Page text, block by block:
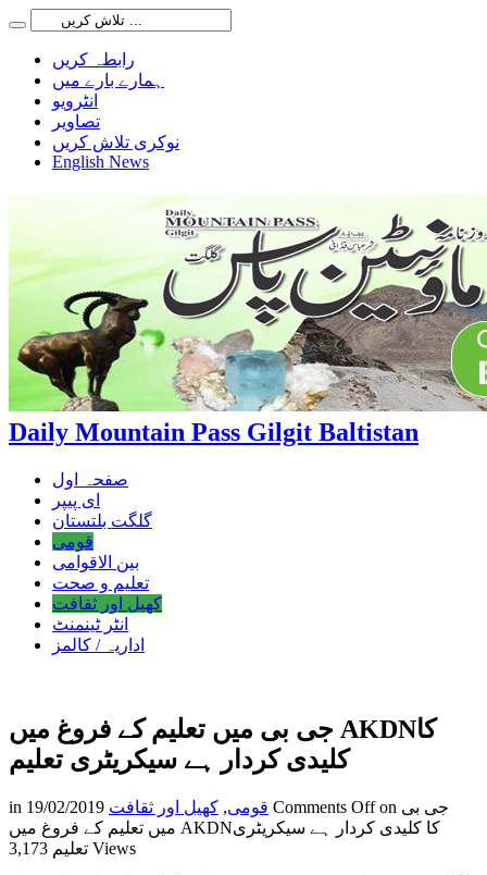
رابطہ کریں
ہمارے بارے میں
انٹرویو
تصاویر
نوکری تلاش کریں
English News
Daily Mountain Pass Gilgit Baltistan
صفحہ اول
ای پیپر
گلگت بلتستان
قومی
بین الاقوامی
تعلیم و صحت
کھیل اور ثقافت
انٹر ٹینمنٹ
اداریہ / کالمز
جی بی میں تعلیم کے فروغ میں AKDNکا
کلیدی کردار ہے سیکریٹری تعلیم
in قومی, کھیل اور ثقافت 19/02/2019 Comments Offon جی بی
میں تعلیم کے فروغ میں AKDNکا کلیدی کردار ہے سیکریٹری
تعلیم 3,173 Views